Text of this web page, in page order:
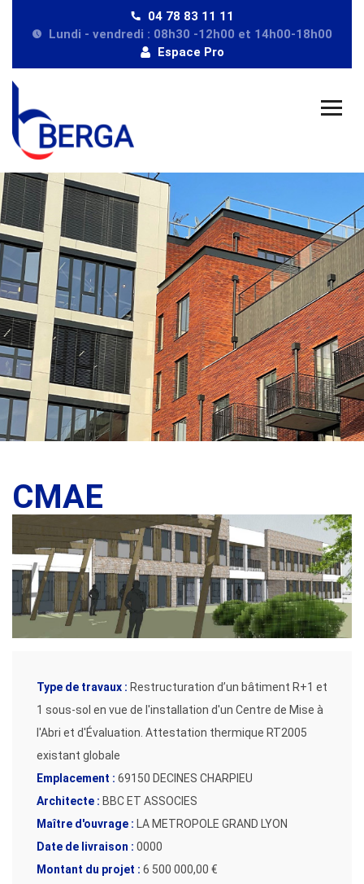
04 78 83 11 11
Lundi - vendredi : 08h30 -12h00 et 14h00-18h00
Espace Pro
CMAE
Type de travaux : Restructuration d’un bâtiment R+1 et
1 sous-sol en vue de l'installation d'un Centre de Mise à
l'Abri et d'Évaluation. Attestation thermique RT2005
existant globale
Emplacement : 69150 DECINES CHARPIEU
Architecte : BBC ET ASSOCIES
Maître d'ouvrage : LA METROPOLE GRAND LYON
Date de livraison : 0000
Montant du projet : 6 500 000,00 €